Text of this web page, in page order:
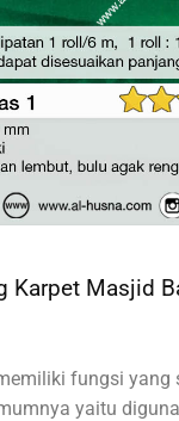
Karpet Masjid
fungsi yang
yaitu